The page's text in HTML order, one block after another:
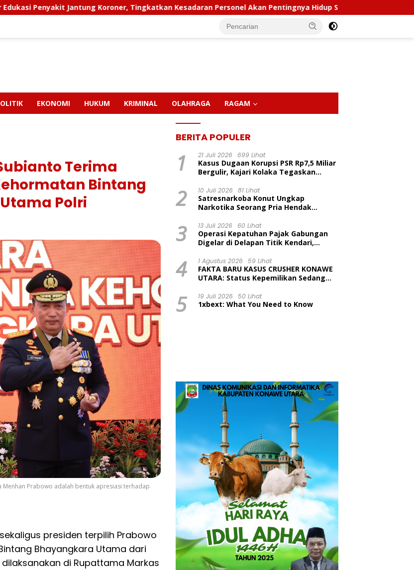
Koroner, Tingkatkan Kesadaran Personel Akan Pentingnya Hidup Sehat Polda Sultra Musnahkan
EKONOMI HUKUM KRIMINAL OLAHRAGA RAGAM
Terima
Bintang
Polri
Menhan Prabowo adalah bentuk apresiasi terhadap
presiden terpilih Prabowo
Bhayangkara Utama dari
di Rupattama Markas
BERITA POPULER
1 21 Juli 2026 699 Lihat
Kasus Dugaan Korupsi PSR Rp7,5 Miliar
Bergulir, Kajari Kolaka Tegaskan
2 10 Juli 2026 81 Lihat
Satresnarkoba Konut Ungkap
Narkotika Seorang Pria Hendak
Kecamatan Wawolesea
3 13 Juli 2026 60 Lihat
Operasi Kepatuhan Pajak Gabungan
Digelar di Delapan Titik Kendari,
dan Tertib Berlalu Lintas
4 1 Agustus 2026 59 Lihat
FAKTA BARU KASUS CRUSHER KONAWE
UTARA: Status Kepemilikan Sedang
Penetapan Tersangka Dr. Ruksamin
Dinilai Prematur
5 19 Juli 2026 50 Lihat
1xbext: What You Need to Know